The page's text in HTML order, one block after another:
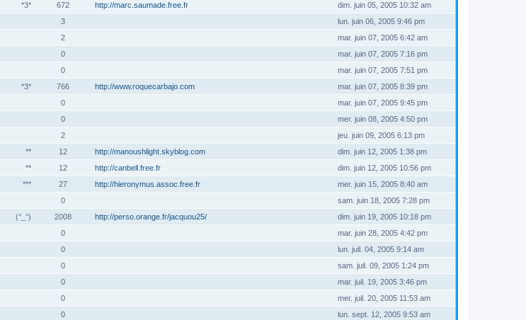
*3*
672 http://marc.saumade.free.fr
dim. juin 05, 2005 10:32 am
3
lun. juin 06, 2005 9:46 pm
2
mar. juin 07, 2005 6:42 am
0
mar. juin 07, 2005 7:16 pm
0
mar. juin 07, 2005 7:51 pm
*3*
766 http://www.roquecarbajo.com
mar. juin 07, 2005 8:39 pm
0
mar. juin 07, 2005 9:45 pm
0
mer. juin 08, 2005 4:50 pm
2
jeu. juin 09, 2005 6:13 pm
**
12 http://manoushlight.skyblog.com
dim. juin 12, 2005 1:38 pm
**
12 http://canbell.free.fr
dim. juin 12, 2005 10:56 pm
***
27 http://hieronymus.assoc.free.fr
mer. juin 15, 2005 8:40 am
0
sam. juin 18, 2005 7:28 pm
(°_°)
2008 http://perso.orange.fr/jacquou25/
dim. juin 19, 2005 10:18 pm
0
mar. juin 28, 2005 4:42 pm
0
lun. juil. 04, 2005 9:14 am
0
sam. juil. 09, 2005 1:24 pm
0
mar. juil. 19, 2005 3:46 pm
0
mer. juil. 20, 2005 11:53 am
0
lun. sept. 12, 2005 9:53 am